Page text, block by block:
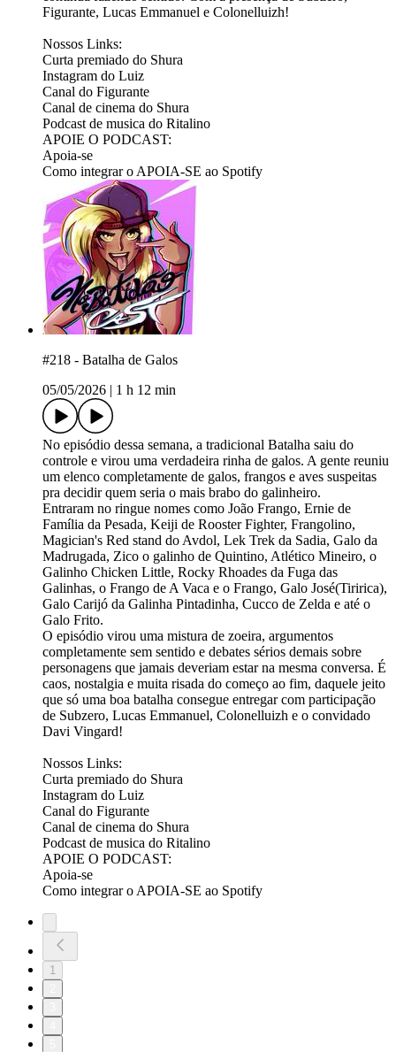
Figurante, Lucas Emmanuel e Colonelluizh!
Nossos Links:
⁠Curta premiado do Shura⁠
⁠⁠⁠⁠⁠⁠⁠⁠⁠⁠⁠⁠⁠Instagram do Luiz⁠⁠⁠⁠⁠⁠⁠⁠⁠⁠⁠⁠⁠
⁠⁠⁠⁠⁠⁠⁠⁠⁠⁠⁠⁠⁠⁠⁠⁠⁠⁠⁠Canal do Figurante⁠⁠⁠⁠⁠⁠⁠⁠⁠⁠⁠⁠⁠⁠⁠⁠⁠⁠⁠
⁠⁠⁠⁠⁠⁠⁠⁠⁠⁠⁠⁠⁠⁠⁠⁠⁠⁠⁠Canal de cinema do Shura⁠⁠⁠⁠⁠⁠⁠⁠⁠⁠⁠⁠⁠⁠⁠⁠⁠⁠⁠
⁠⁠⁠⁠⁠⁠⁠⁠⁠⁠⁠⁠⁠⁠⁠⁠⁠⁠⁠Podcast de musica do Ritalino⁠⁠⁠⁠⁠⁠⁠⁠⁠⁠⁠⁠⁠⁠
APOIE O PODCAST:
⁠⁠⁠⁠⁠⁠⁠⁠⁠⁠⁠⁠⁠Apoia-se ⁠⁠⁠⁠⁠⁠⁠⁠⁠⁠⁠⁠⁠
⁠⁠⁠⁠⁠⁠⁠⁠⁠⁠⁠⁠⁠Como integrar o APOIA-SE ao Spotify⁠⁠⁠
#218 - Batalha de Galos
05/05/2026
1 h 12 min
No episódio dessa semana, a tradicional Batalha saiu do
controle e virou uma verdadeira rinha de galos. A gente reuniu
um elenco completamente de galos, frangos e aves suspeitas
pra decidir quem seria o mais brabo do galinheiro.
Entraram no ringue nomes como João Frango, Ernie de
Família da Pesada, Keiji de Rooster Fighter, Frangolino,
Magician's Red stand do Avdol, Lek Trek da Sadia, Galo da
Madrugada, Zico o galinho de Quintino, Atlético Mineiro, o
Galinho Chicken Little, Rocky Rhoades da Fuga das
Galinhas, o Frango de A Vaca e o Frango, Galo José(Tiririca),
Galo Carijó da Galinha Pintadinha, Cucco de Zelda e até o
Galo Frito.
O episódio virou uma mistura de zoeira, argumentos
completamente sem sentido e debates sérios demais sobre
personagens que jamais deveriam estar na mesma conversa. É
caos, nostalgia e muita risada do começo ao fim, daquele jeito
que só uma boa batalha consegue entregar com participação
de Subzero, Lucas Emmanuel, Colonelluizh e o convidado
Davi Vingard!
Nossos Links:
Curta premiado do Shura
⁠⁠⁠⁠⁠⁠⁠⁠⁠⁠⁠⁠Instagram do Luiz⁠⁠⁠⁠⁠⁠⁠⁠⁠⁠⁠⁠
⁠⁠⁠⁠⁠⁠⁠⁠⁠⁠⁠⁠⁠⁠⁠⁠⁠⁠Canal do Figurante⁠⁠⁠⁠⁠⁠⁠⁠⁠⁠⁠⁠⁠⁠⁠⁠⁠⁠
⁠⁠⁠⁠⁠⁠⁠⁠⁠⁠⁠⁠⁠⁠⁠⁠⁠⁠Canal de cinema do Shura⁠⁠⁠⁠⁠⁠⁠⁠⁠⁠⁠⁠⁠⁠⁠⁠⁠⁠
⁠⁠⁠⁠⁠⁠⁠⁠⁠⁠⁠⁠⁠⁠⁠⁠⁠⁠Podcast de musica do Ritalino⁠⁠⁠⁠⁠⁠⁠⁠⁠⁠⁠⁠⁠
APOIE O PODCAST:
⁠⁠⁠⁠⁠⁠⁠⁠⁠⁠⁠⁠Apoia-se ⁠⁠⁠⁠⁠⁠⁠⁠⁠⁠⁠⁠
⁠⁠⁠⁠⁠⁠⁠⁠⁠⁠⁠⁠Como integrar o APOIA-SE ao Spotify⁠⁠⁠
1